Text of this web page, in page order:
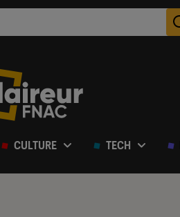
CULTURE TECH